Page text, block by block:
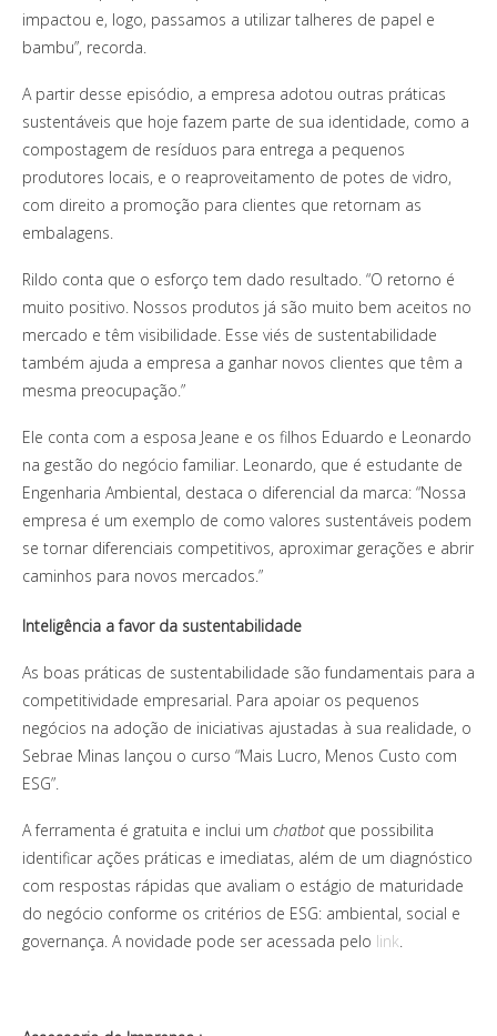
impactou e, logo, passamos a utilizar talheres de papel e
bambu”, recorda.
A partir desse episódio, a empresa adotou outras práticas
sustentáveis que hoje fazem parte de sua identidade, como a
compostagem de resíduos para entrega a pequenos
produtores locais, e o reaproveitamento de potes de vidro,
com direito a promoção para clientes que retornam as
embalagens.
Rildo conta que o esforço tem dado resultado. “O retorno é
muito positivo. Nossos produtos já são muito bem aceitos no
mercado e têm visibilidade. Esse viés de sustentabilidade
também ajuda a empresa a ganhar novos clientes que têm a
mesma preocupação.”
Ele conta com a esposa Jeane e os filhos Eduardo e Leonardo
na gestão do negócio familiar. Leonardo, que é estudante de
Engenharia Ambiental, destaca o diferencial da marca: “Nossa
empresa é um exemplo de como valores sustentáveis podem
se tornar diferenciais competitivos, aproximar gerações e abrir
caminhos para novos mercados.”
Inteligência a favor da sustentabilidade
As boas práticas de sustentabilidade são fundamentais para a
competitividade empresarial. Para apoiar os pequenos
negócios na adoção de iniciativas ajustadas à sua realidade, o
Sebrae Minas lançou o curso “Mais Lucro, Menos Custo com
ESG”.
A ferramenta é gratuita e inclui um chatbotque possibilita
identificar ações práticas e imediatas, além de um diagnóstico
com respostas rápidas que avaliam o estágio de maturidade
do negócio conforme os critérios de ESG: ambiental, social e
governança. A novidade pode ser acessada pelo link.